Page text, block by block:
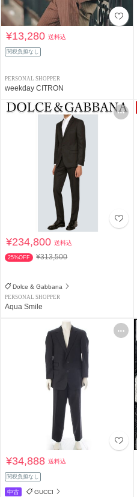
¥13,280送料込
関税負担なし
PERSONAL SHOPPER
weekday CITRON
¥234,800送料込
25%OFF ¥313,500
Dolce & Gabbana
PERSONAL SHOPPER
Aqua Smile
¥34,888送料込
関税負担なし
中古 GUCCI